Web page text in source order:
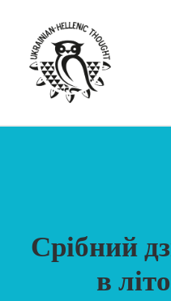
ФОРУМ УКРАЇНСЬКОЇ
Срібний
в